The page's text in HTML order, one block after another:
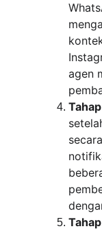
agen